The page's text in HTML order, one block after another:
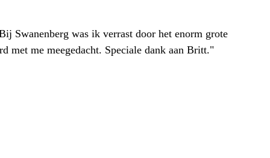
Swanenberg was ik verrast door het enorm grote
met me meegedacht. Speciale dank aan Britt."